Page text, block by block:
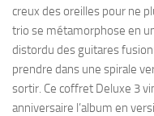
creux des oreilles pour ne
trio se métamorphose en
distordu des guitares
prendre dans une spirale
sortir. Ce coffret Deluxe 3
anniversaire l’album en